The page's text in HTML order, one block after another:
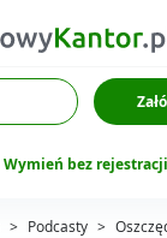
Wymień bez rejestracji
> Podcasty >